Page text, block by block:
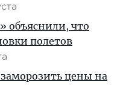
объяснили, что
полетов
цены на